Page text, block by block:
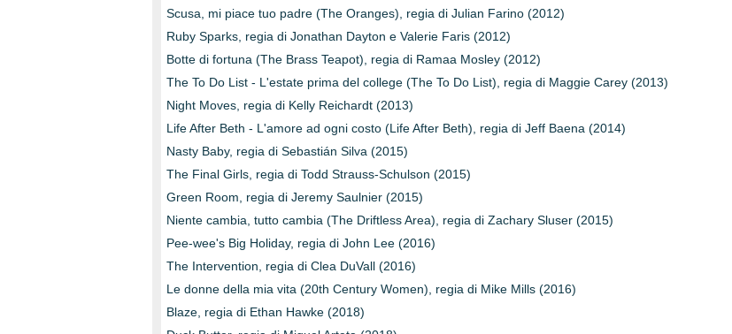
Scusa, mi piace tuo padre (The Oranges), regia di Julian Farino (2012)
Ruby Sparks, regia di Jonathan Dayton e Valerie Faris (2012)
Botte di fortuna (The Brass Teapot), regia di Ramaa Mosley (2012)
The To Do List - L'estate prima del college (The To Do List), regia di Maggie Carey (2013)
Night Moves, regia di Kelly Reichardt (2013)
Life After Beth - L'amore ad ogni costo (Life After Beth), regia di Jeff Baena (2014)
Nasty Baby, regia di Sebastián Silva (2015)
The Final Girls, regia di Todd Strauss-Schulson (2015)
Green Room, regia di Jeremy Saulnier (2015)
Niente cambia, tutto cambia (The Driftless Area), regia di Zachary Sluser (2015)
Pee-wee's Big Holiday, regia di John Lee (2016)
The Intervention, regia di Clea DuVall (2016)
Le donne della mia vita (20th Century Women), regia di Mike Mills (2016)
Blaze, regia di Ethan Hawke (2018)